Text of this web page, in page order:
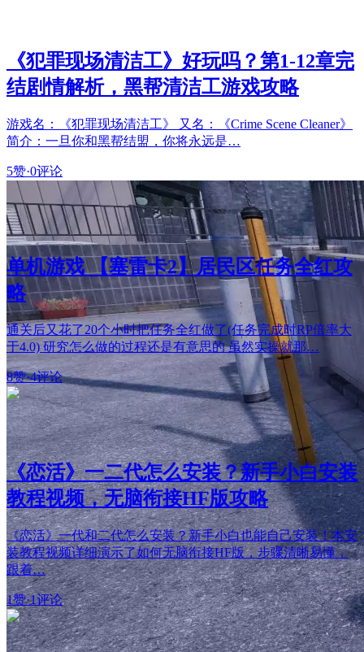
《犯罪现场清洁工》好玩吗？第1-12章完
结剧情解析，黑帮清洁工游戏攻略
游戏名：《犯罪现场清洁工》 又名：《Crime Scene Cleaner》
简介：一旦你和黑帮结盟，你将永远是…
5赞·0评论
单机游戏 【塞雷卡2】居民区任务全红攻
略
通关后又花了20个小时把任务全红做了(任务完成时RP倍率大
于4.0) 研究怎么做的过程还是有意思的 虽然实操就那…
8赞·4评论
《恋活》一二代怎么安装？新手小白安装
教程视频，无脑衔接HF版攻略
《恋活》一代和二代怎么安装？新手小白也能自己安装！本安
装教程视频详细演示了如何无脑衔接HF版，步骤清晰易懂，
跟着…
1赞·1评论